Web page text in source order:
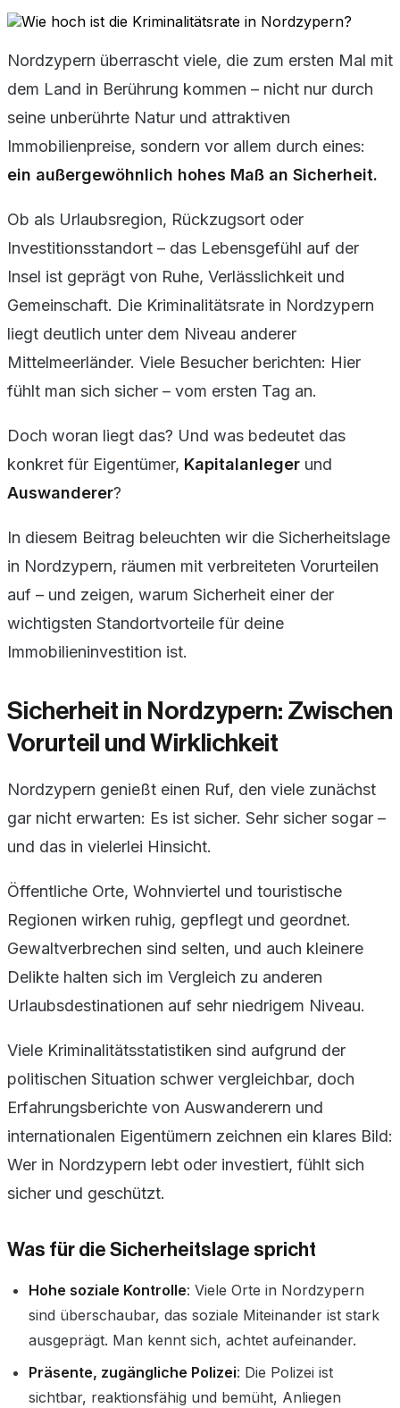
Nordzypern überrascht viele, die zum ersten Mal mit
dem Land in Berührung kommen – nicht nur durch
seine unberührte Natur und attraktiven
Immobilienpreise, sondern vor allem durch eines:
ein außergewöhnlich hohes Maß an Sicherheit.
Ob als Urlaubsregion, Rückzugsort oder
Investitionsstandort – das Lebensgefühl auf der
Insel ist geprägt von Ruhe, Verlässlichkeit und
Gemeinschaft. Die Kriminalitätsrate in Nordzypern
liegt deutlich unter dem Niveau anderer
Mittelmeerländer. Viele Besucher berichten: Hier
fühlt man sich sicher – vom ersten Tag an.
Doch woran liegt das? Und was bedeutet das
konkret für Eigentümer, Kapitalanleger und
Auswanderer?
In diesem Beitrag beleuchten wir die Sicherheitslage
in Nordzypern, räumen mit verbreiteten Vorurteilen
auf – und zeigen, warum Sicherheit einer der
wichtigsten Standortvorteile für deine
Immobilieninvestition ist.
Sicherheit in Nordzypern: Zwischen
Vorurteil und Wirklichkeit
Nordzypern genießt einen Ruf, den viele zunächst
gar nicht erwarten: Es ist sicher. Sehr sicher sogar –
und das in vielerlei Hinsicht.
Öffentliche Orte, Wohnviertel und touristische
Regionen wirken ruhig, gepflegt und geordnet.
Gewaltverbrechen sind selten, und auch kleinere
Delikte halten sich im Vergleich zu anderen
Urlaubsdestinationen auf sehr niedrigem Niveau.
Viele Kriminalitätsstatistiken sind aufgrund der
politischen Situation schwer vergleichbar, doch
Erfahrungsberichte von Auswanderern und
internationalen Eigentümern zeichnen ein klares Bild:
Wer in Nordzypern lebt oder investiert, fühlt sich
sicher und geschützt.
Was für die Sicherheitslage spricht
Hohe soziale Kontrolle: Viele Orte in Nordzypern
sind überschaubar, das soziale Miteinander ist stark
ausgeprägt. Man kennt sich, achtet aufeinander.
Präsente, zugängliche Polizei: Die Polizei ist
sichtbar, reaktionsfähig und bemüht, Anliegen